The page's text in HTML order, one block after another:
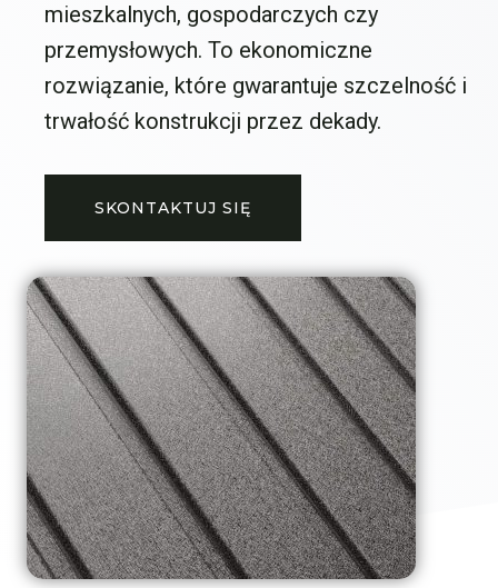
mieszkalnych, gospodarczych czy
przemysłowych. To ekonomiczne
rozwiązanie, które gwarantuje szczelność i
trwałość konstrukcji przez dekady.
SKONTAKTUJ SIĘ